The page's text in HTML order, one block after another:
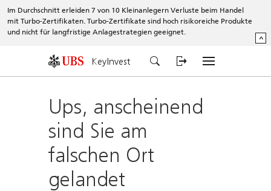
Im Durchschnitt erleiden 7 von 10 Kleinanlegern Verluste beim Handel
mit Turbo-Zertifikaten. Turbo-Zertifikate sind hoch risikoreiche Produkte
und nicht für langfristige Anlagestrategien geeignet.
^
KeyInvest
Ups, anscheinend
sind Sie am
falschen Ort
gelandet